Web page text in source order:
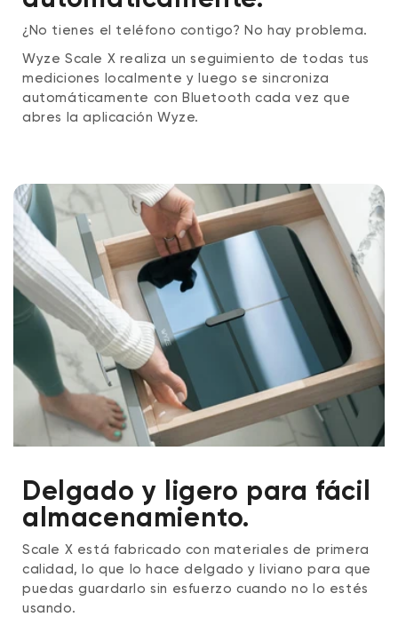
¿No tienes el teléfono contigo? No hay problema.
Wyze Scale X realiza un seguimiento de todas tus
mediciones localmente y luego se sincroniza
automáticamente con Bluetooth cada vez que
abres la aplicación Wyze.
Delgado y ligero para fácil
almacenamiento.
Scale X está fabricado con materiales de primera
calidad, lo que lo hace delgado y liviano para que
puedas guardarlo sin esfuerzo cuando no lo estés
usando.